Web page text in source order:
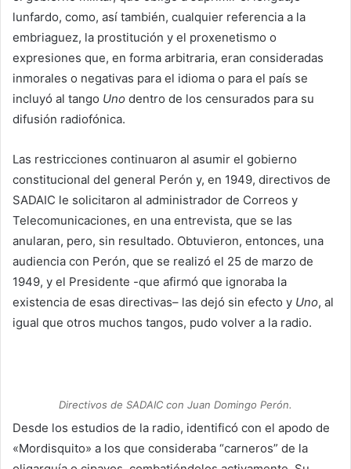
lunfardo, como, así también, cualquier referencia a la
embriaguez, la prostitución y el proxenetismo o
expresiones que, en forma arbitraria, eran consideradas
inmorales o negativas para el idioma o para el país se
incluyó al tango Uno dentro de los censurados para su
difusión radiofónica.​
Las restricciones continuaron al asumir el gobierno
constitucional del general Perón y, en 1949, directivos de
SADAIC le solicitaron al administrador de Correos y
Telecomunicaciones, en una entrevista, que se las
anularan, pero, sin resultado. Obtuvieron, entonces, una
audiencia con Perón, que se realizó el 25 de marzo de
1949, y el Presidente -que afirmó que ignoraba la
existencia de esas directivas– las dejó sin efecto y Uno, al
igual que otros muchos tangos, pudo volver a la radio.​
Directivos de SADAIC con Juan Domingo Perón.
Desde los estudios de la radio, identificó con el apodo de
«Mordisquito» a los que consideraba “carneros” de la